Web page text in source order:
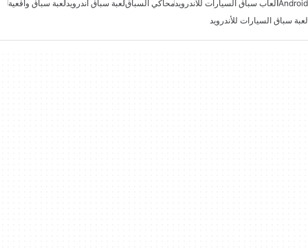
Androidألعاب سباق السيارات للأندرويدمحاكي السباقلعبة سباق أندرويد لعبة سباق واقعية
لعبة سباق السيارات للأندرويد